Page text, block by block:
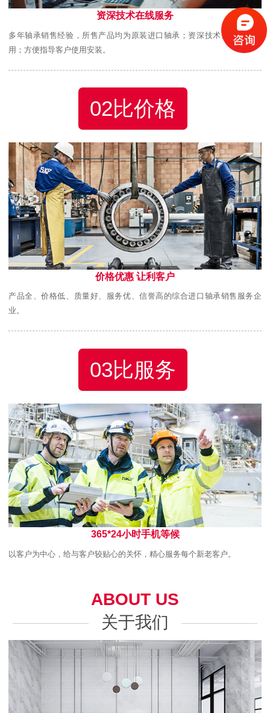
资深技术在线服务
多年轴承销售经验，所售产品均为原装进口轴承；资深技术全程跟踪使
用；方便指导客户使用安装。
02比价格
价格优惠 让利客户
产品全、价格低、质量好、服务优、信誉高的综合进口轴承销售服务企
业。
03比服务
365*24小时手机等候
以客户为中心，给与客户较贴心的关怀，精心服务每个新老客户。
ABOUT US
关于我们